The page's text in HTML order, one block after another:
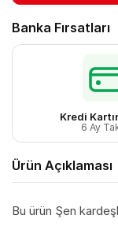
Banka Fırsatları
Kredi
6 Ay
Ürün Açıklaması
Bu ürün Şen